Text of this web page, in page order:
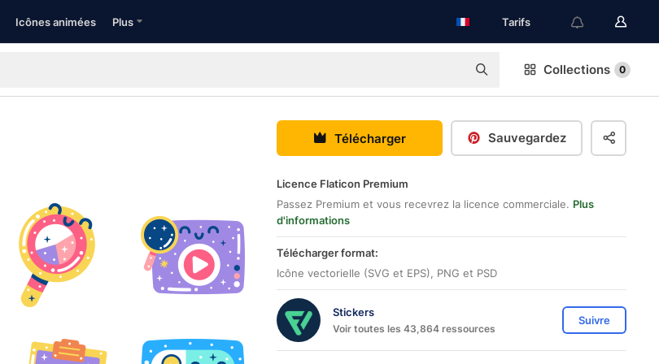
Icônes animées Plus Tarifs
Collections 0
Télécharger Sauvegardez
Licence Flaticon Premium
Passez Premium et vous recevrez la licence commerciale. Plus
d'informations
Télécharger format:
Icône vectorielle (SVG et EPS), PNG et PSD
Stickers
Voir toutes les 43,864 ressources
Suivre